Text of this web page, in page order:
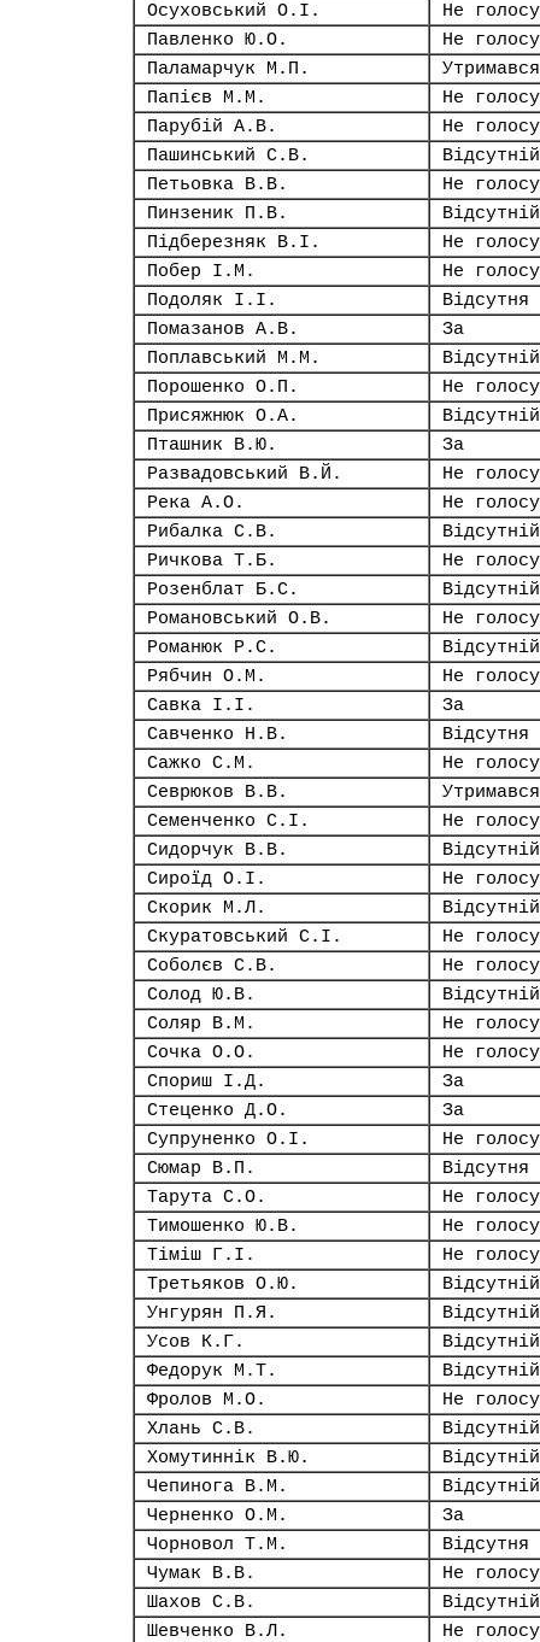
Осуховський О.І.
Не
Павленко Ю.О.
Не
Паламарчук М.П.
Утримався
Папієв М.М.
Не
Парубій А.В.
Не
Пашинський С.В.
Відсутній
Петьовка В.В.
Не
Пинзеник П.В.
Відсутній
Підберезняк В.І.
Не
Побер І.М.
Не
Подоляк І.І.
Відсутня
Помазанов А.В.
За
Поплавський М.М.
Відсутній
Порошенко О.П.
Не
Присяжнюк О.А.
Відсутній
Пташник В.Ю.
За
Развадовський В.Й.
Не
Река А.О.
Не
Рибалка С.В.
Відсутній
Ричкова Т.Б.
Не
Розенблат Б.С.
Відсутній
Романовський О.В.
Не
Романюк Р.С.
Відсутній
Рябчин О.М.
Не
Савка І.І.
За
Савченко Н.В.
Відсутня
Сажко С.М.
Не
Севрюков В.В.
Утримався
Семенченко С.І.
Не
Сидорчук В.В.
Відсутній
Сироїд О.І.
Не
Скорик М.Л.
Відсутній
Скуратовський С.І.
Не
Соболєв С.В.
Не
Солод Ю.В.
Відсутній
Соляр В.М.
Не
Сочка О.О.
Не
Спориш І.Д.
За
Стеценко Д.О.
За
Супруненко О.І.
Не
Сюмар В.П.
Відсутня
Тарута С.О.
Не
Тимошенко Ю.В.
Не
Тіміш Г.І.
Не
Третьяков О.Ю.
Відсутній
Унгурян П.Я.
Відсутній
Усов К.Г.
Відсутній
Федорук М.Т.
Відсутній
Фролов М.О.
Не
Хлань С.В.
Відсутній
Хомутиннік В.Ю.
Відсутній
Чепинога В.М.
Відсутній
Черненко О.М.
За
Чорновол Т.М.
Відсутня
Чумак В.В.
Не
Шахов С.В.
Відсутній
Шевченко В.Л.
Не